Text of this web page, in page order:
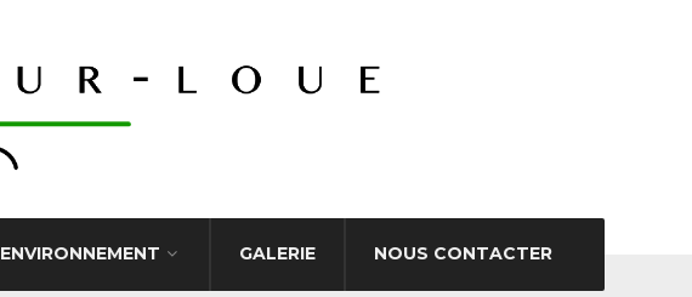
ENVIRONNEMENT GALERIE NOUS CONTACTER